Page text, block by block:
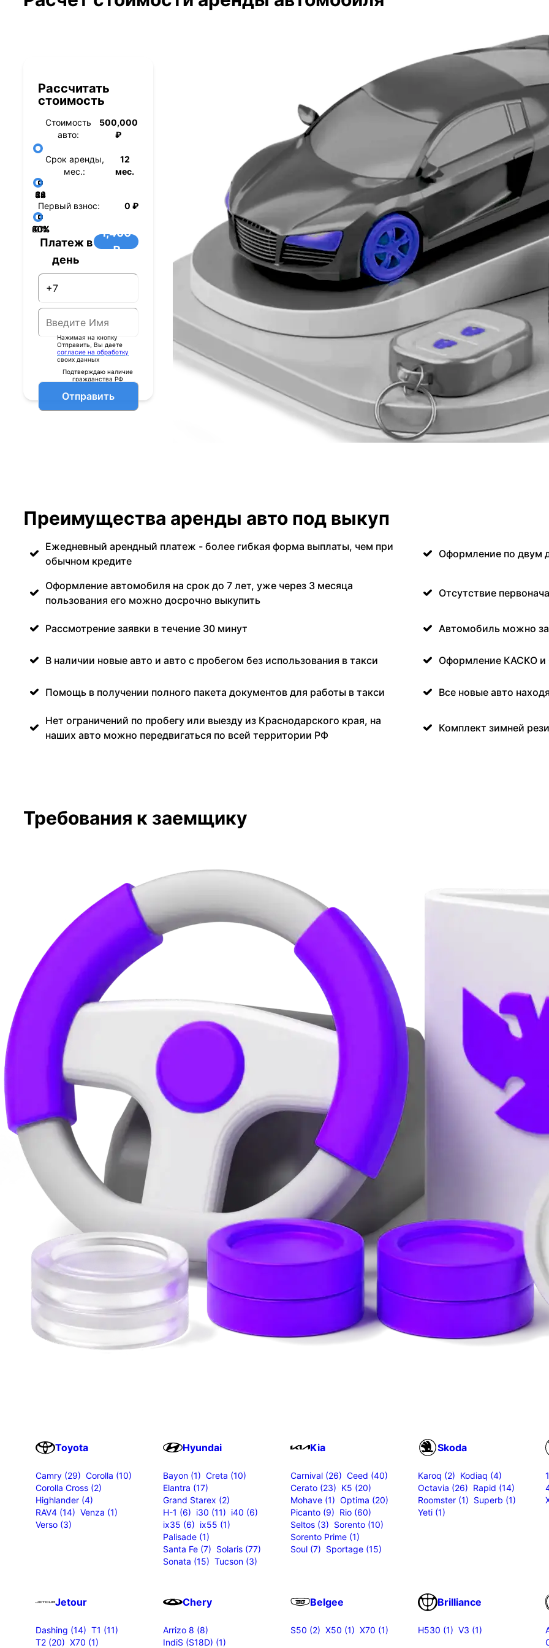
Рассчитать
стоимость
Стоимость
авто:
500,000
₽
Срок аренды,
мес.:
12
мес.
12
24
36
48
60
72
84
Первый взнос:
0 ₽
0%
20%
40%
60%
80%
Платеж в
день
1,400
₽
Нажимая на кнопку
Отправить, Вы даете
согласие на обработку
своих данных
Подтверждаю наличие
гражданства РФ
Отправить
Преимущества аренды авто под выкуп
Ежедневный арендный платеж - более гибкая форма выплаты, чем при
обычном кредите
Оформление по двум
Оформление автомобиля на срок до 7 лет, уже через 3 месяца
пользования его можно досрочно выкупить
Отсутствие
Рассмотрение заявки в течение 30 минут Автомобиль можно
В наличии новые авто и авто с пробегом без использования в такси Оформление КАСКО
Помощь в получении полного пакета документов для работы в такси Все новые авто
Нет ограничений по пробегу или выезду из Краснодарского края, на
наших авто можно передвигаться по всей территории РФ
Комплект зимней
Требования к заемщику
Toyota
Camry (29) Corolla (10)
Corolla Cross (2)
Highlander (4)
RAV4 (14) Venza (1)
Verso (3)
Hyundai
Bayon (1) Creta (10)
Elantra (17)
Grand Starex (2)
H-1 (6) i30 (11) i40 (6)
ix35 (6) ix55 (1)
Palisade (1)
Santa Fe (7) Solaris (77)
Sonata (15) Tucson (3)
Kia
Carnival (26) Ceed (40)
Cerato (23) K5 (20)
Mohave (1) Optima (20)
Picanto (9) Rio (60)
Seltos (3) Sorento (10)
Sorento Prime (1)
Soul (7) Sportage (15)
Skoda
Karoq (2) Kodiaq (4)
Octavia (26) Rapid (14)
Roomster (1) Superb (1)
Yeti (1)
Jetour
Dashing (14) T1 (11)
T2 (20) X70 (1)
Chery
Arrizo 8 (8)
IndiS (S18D) (1)
Belgee
S50 (2) X50 (1) X70 (1)
Brilliance
H530 (1) V3 (1)